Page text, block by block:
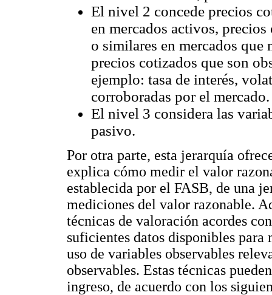
El nivel 2 concede precios
en mercados activos,
o similares en mercados
precios cotizados que son
ejemplo: tasa de interés,
corroboradas por el mercado.
El nivel 3 considera las
pasivo.
Por otra parte, esta jerarquía
explica cómo medir el valor
establecida por el FASB, de una
mediciones del valor razonable.
técnicas de valoración acordes
suficientes datos disponibles
uso de variables observables
observables. Estas técnicas
ingreso, de acuerdo con los